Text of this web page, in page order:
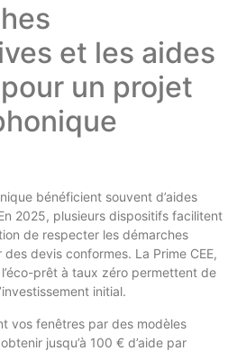
et les aides
un projet
bénéficient souvent d’aides
2025, plusieurs dispositifs facilitent
de respecter les démarches
devis conformes. La Prime CEE,
l’éco-prêt à taux zéro permettent de
initial.
vos fenêtres par des modèles
jusqu’à 100 € d’aide par